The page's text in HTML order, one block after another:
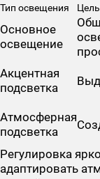
Тип освещения Цель
Основное
освещение
Акцентная
подсветка
Атмосферная
подсветка
Регулировка
адаптировать